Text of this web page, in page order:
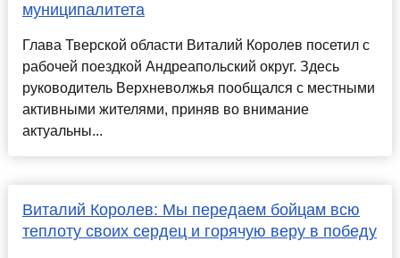
муниципалитета
Глава Тверской области Виталий Королев посетил с
рабочей поездкой Андреапольский округ. Здесь
руководитель Верхневолжья пообщался с местными
активными жителями, приняв во внимание
актуальны...
Виталий Королев: Мы передаем бойцам всю
теплоту своих сердец и горячую веру в победу